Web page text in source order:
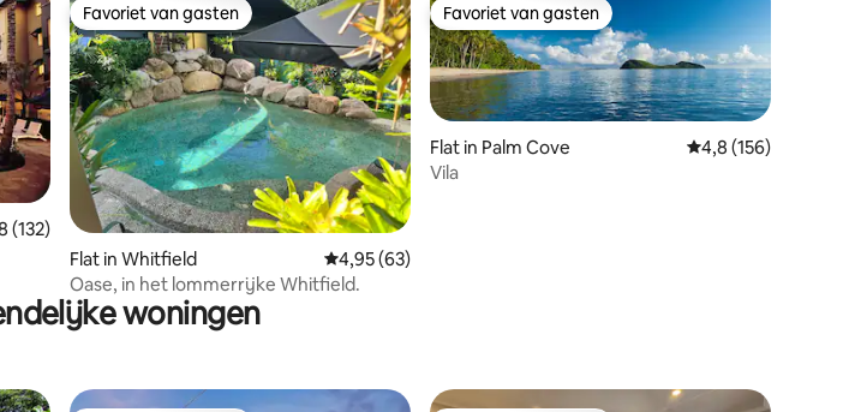
beoordeling van 4,8 op 5, 132 recensies
(132)
Favoriet van gasten
Favoriet van gasten
Flat in Whitfield Gemiddelde beoordeling van 4,95 op 5, 63 recensies
4,95 (63)
Oase, in het lommerrijke Whitfield.
Favoriet van gasten
Favoriet van gasten
Flat in Palm Cove Gemiddelde
4,8 (156)
Vila
woningen